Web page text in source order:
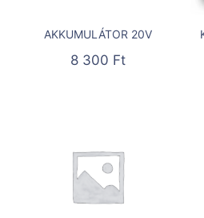
AKKUMULÁTOR 20V
8 300 Ft